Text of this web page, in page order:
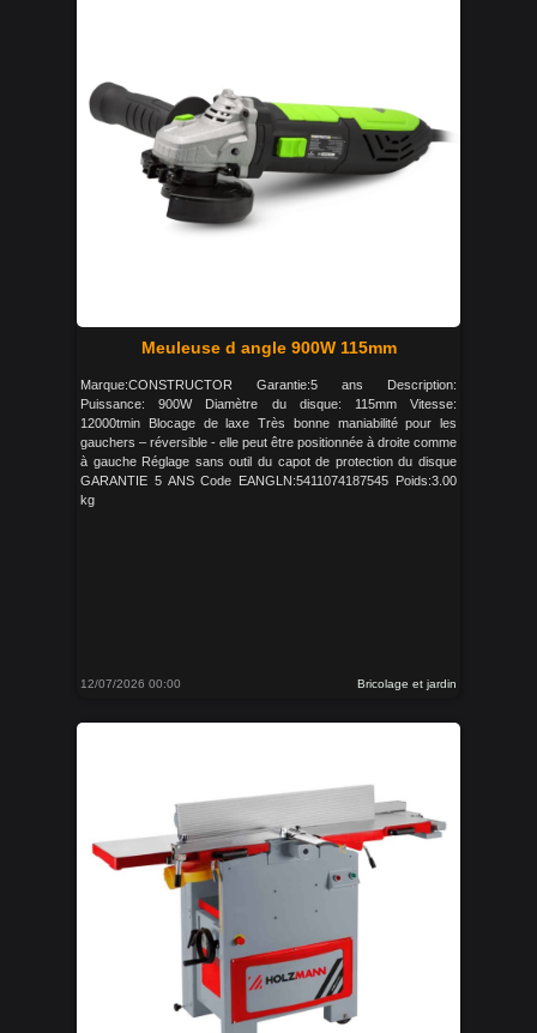
Meuleuse d angle 900W 115mm
Marque:CONSTRUCTOR Garantie:5 ans Description:
Puissance: 900W Diamètre du disque: 115mm Vitesse:
12000tmin Blocage de laxe Très bonne maniabilité pour les
gauchers – réversible - elle peut être positionnée à droite comme
à gauche Réglage sans outil du capot de protection du disque
GARANTIE 5 ANS Code EANGLN:5411074187545 Poids:3.00
kg
12/07/2026 00:00 Bricolage et jardin